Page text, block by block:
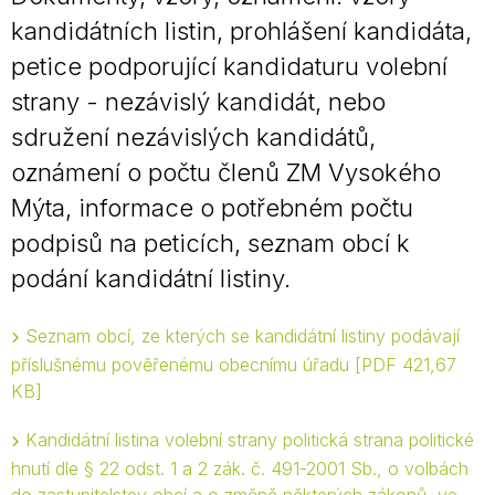
kandidátních listin, prohlášení kandidáta,
petice podporující kandidaturu volební
strany - nezávislý kandidát, nebo
sdružení nezávislých kandidátů,
oznámení o počtu členů ZM Vysokého
Mýta, informace o potřebném počtu
podpisů na peticích, seznam obcí k
podání kandidátní listiny.
Seznam obcí, ze kterých se kandidátní listiny podávají
příslušnému pověřenému obecnímu úřadu
PDF 421,67
KB
Kandidátní listina volební strany politická strana politické
hnutí dle § 22 odst. 1 a 2 zák. č. 491-2001 Sb., o volbách